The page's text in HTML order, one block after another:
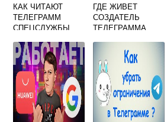
КАК ЧИТАЮТ
ТЕЛЕГРАММ
СПЕЦСЛУЖБЫ
ГДЕ ЖИВЕТ
СОЗДАТЕЛЬ
ТЕЛЕГРАММА